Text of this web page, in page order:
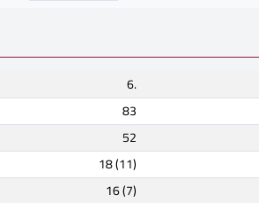
6.
83
52
18 (11)
16 (7)